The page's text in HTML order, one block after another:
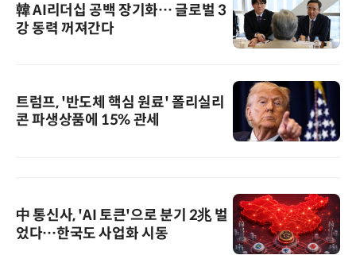
韓 AI리더십 공백 장기화… 글로벌 3
강 동력 꺼져간다
트럼프, '반도체 핵심 원료' 폴리실리
콘 파생상품에 15% 관세
中 통신사, 'AI 토큰'으로 분기 2兆 벌
었다…한국도 사업화 시동